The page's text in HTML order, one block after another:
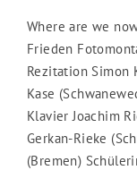
Where are we
Frieden
Rezitation Simon
Kase
Klavier Joachim
Gerkan-Rieke
(Bremen)